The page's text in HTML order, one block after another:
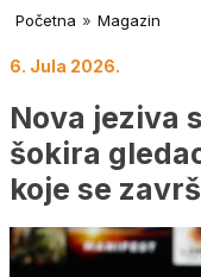
Početna » Magazin
6. Jula 2026.
Nova jeziva
šokira
koje se